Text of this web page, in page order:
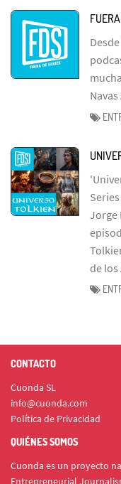
Jorge
de los
CONTACTO
Cuonda SL
info@cuonda.com
Política de Privacidad
QUIÉNES SOMOS
Cuonda es un proyecto
Entrepreneurial